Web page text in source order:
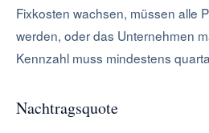
Fixkosten wachsen, müssen alle
werden, oder das Unternehmen
Kennzahl muss mindestens
Nachtragsquote